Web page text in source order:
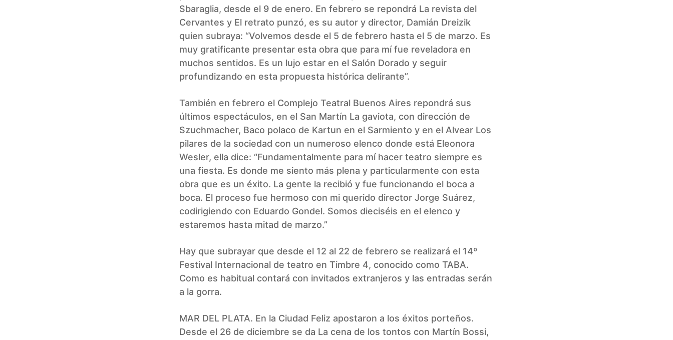
Sbaraglia, desde el 9 de enero. En febrero se repondrá La revista del
Cervantes y El retrato punzó, es su autor y director, Damián Dreizik
quien subraya: “Volvemos desde el 5 de febrero hasta el 5 de marzo. Es
muy gratificante presentar esta obra que para mí fue reveladora en
muchos sentidos. Es un lujo estar en el Salón Dorado y seguir
profundizando en esta propuesta histórica delirante”.
También en febrero el Complejo Teatral Buenos Aires repondrá sus
últimos espectáculos, en el San Martín La gaviota, con dirección de
Szuchmacher, Baco polaco de Kartun en el Sarmiento y en el Alvear Los
pilares de la sociedad con un numeroso elenco donde está Eleonora
Wesler, ella dice: “Fundamentalmente para mí hacer teatro siempre es
una fiesta. Es donde me siento más plena y particularmente con esta
obra que es un éxito. La gente la recibió y fue funcionando el boca a
boca. El proceso fue hermoso con mi querido director Jorge Suárez,
codirigiendo con Eduardo Gondel. Somos dieciséis en el elenco y
estaremos hasta mitad de marzo.”
Hay que subrayar que desde el 12 al 22 de febrero se realizará el 14º
Festival Internacional de teatro en Timbre 4, conocido como TABA.
Como es habitual contará con invitados extranjeros y las entradas serán
a la gorra.
MAR DEL PLATA. En la Ciudad Feliz apostaron a los éxitos porteños.
Desde el 26 de diciembre se da La cena de los tontos con Martín Bossi,